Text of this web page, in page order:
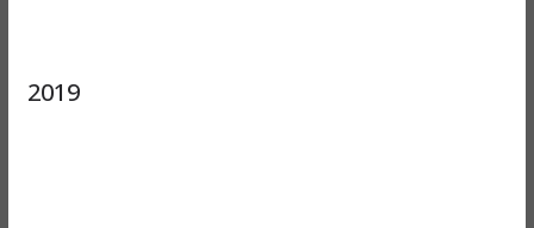
2019